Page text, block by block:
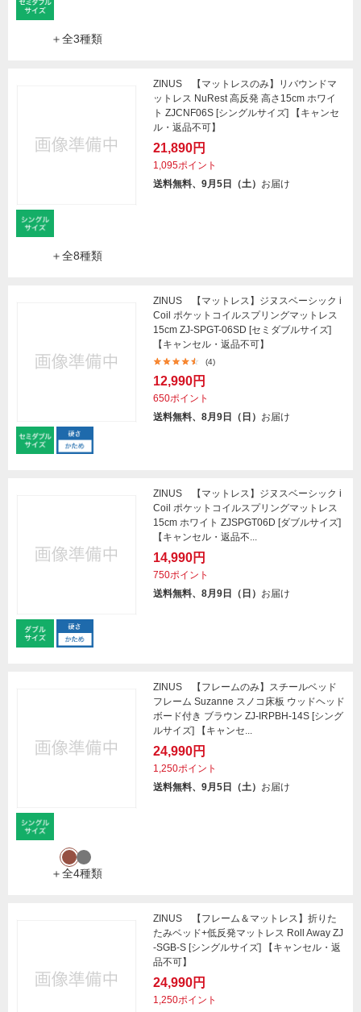
＋全3種類
＋全8種類
ZINUS 【マットレスのみ】リバウンドマ
ットレス NuRest 高反発 高さ15cm ホワイ
ト ZJCNF06S [シングルサイズ] 【キャンセ
ル・返品不可】
21,890円
1,095ポイント
送料無料、9月5日（土） お届け
ZINUS 【マットレス】ジヌスベーシック i
Coil ポケットコイルスプリングマットレス
15cm ZJ-SPGT-06SD [セミダブルサイズ]
【キャンセル・返品不可】
(4)
12,990円
650ポイント
送料無料、8月9日（日） お届け
ZINUS 【マットレス】ジヌスベーシック i
Coil ポケットコイルスプリングマットレス
15cm ホワイト ZJSPGT06D [ダブルサイズ]
【キャンセル・返品不...
14,990円
750ポイント
送料無料、8月9日（日） お届け
＋全4種類
ZINUS 【フレームのみ】スチールベッド
フレーム Suzanne スノコ床板 ウッドヘッド
ボード付き ブラウン ZJ-IRPBH-14S [シング
ルサイズ] 【キャンセ...
24,990円
1,250ポイント
送料無料、9月5日（土） お届け
ZINUS 【フレーム＆マットレス】折りた
たみベッド+低反発マットレス Roll Away ZJ
-SGB-S [シングルサイズ] 【キャンセル・返
品不可】
24,990円
1,250ポイント